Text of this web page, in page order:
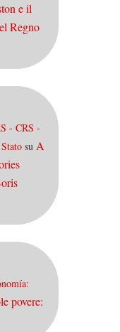
e il
Regno
- CRS -
su A
povere: